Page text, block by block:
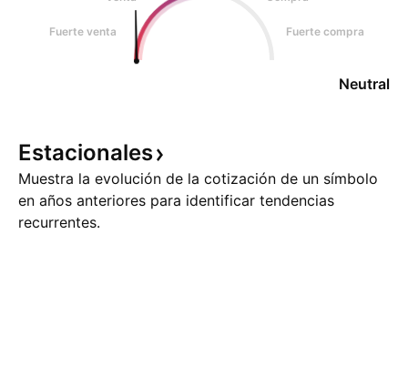
Fuerte venta Fuerte compra
Neutral
Estacionales
Muestra la evolución de la cotización de un símbolo
en años anteriores para identificar tendencias
recurrentes.